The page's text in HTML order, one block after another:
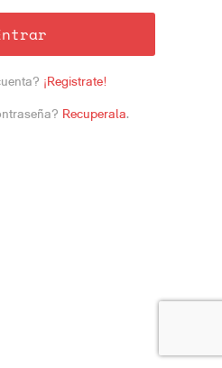
¡Registrate!
Recuperala.